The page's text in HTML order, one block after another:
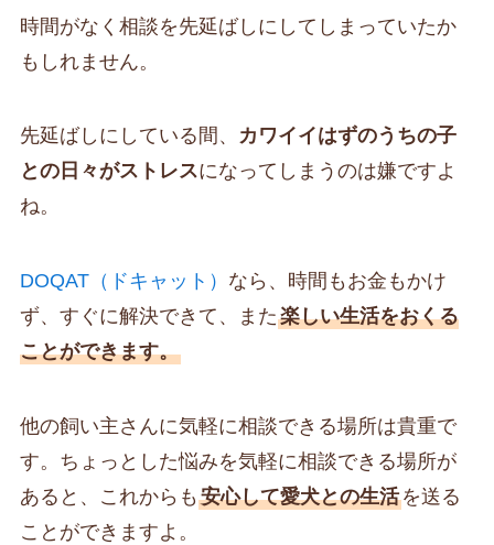
時間がなく相談を先延ばしにしてしまっていたか
もしれません。
先延ばしにしている間、
カワイイはずのうちの子
との日々がストレスになってしまうのは嫌ですよ
ね。
DOQAT（ドキャット） なら、時間もお金もかけ
ず、すぐに解決できて、また楽しい生活をおくる
ことができます。
他の飼い主さんに気軽に相談できる場所は貴重で
す。ちょっとした悩みを気軽に相談できる場所が
あると、これからも 安心して愛犬との生活を送る
ことができますよ。